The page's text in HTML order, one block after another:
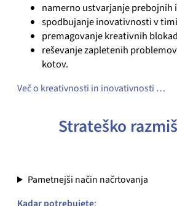
namerno ustvarjanje prebojnih
spodbujanje inovativnosti v
premagovanje kreativnih
reševanje zapletenih
kotov.
Več o kreativnosti in inovativnosti …
Strateško
Pametnejši način načrtovanja